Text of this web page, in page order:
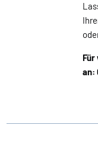
an: